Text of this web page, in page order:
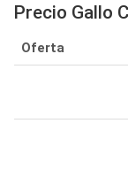
Precio Gallo
Oferta